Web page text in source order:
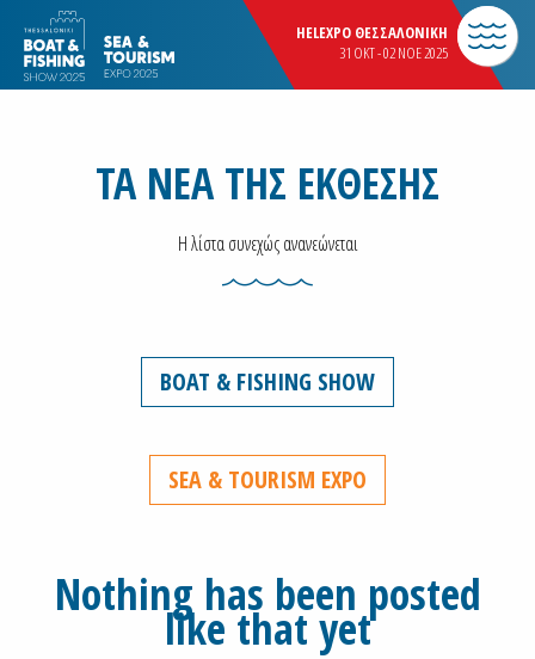
HELEXPO ΘΕΣΣΑΛΟΝΙΚΗ
31 OKT - 02 NOE 2025
ΤΑ ΝΕΑ ΤΗΣ ΕΚΘΕΣΗΣ
Η λίστα συνεχώς ανανεώνεται
BOAT & FISHING SHOW
SEA & TOURISM EXPO
Nothing has been posted
like that yet